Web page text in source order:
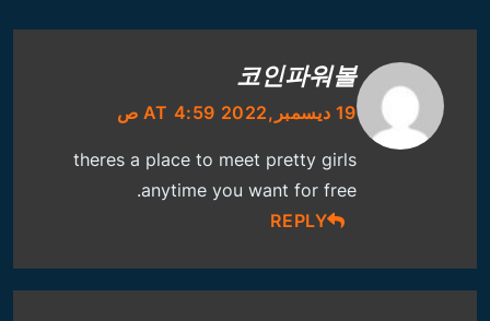
코인파워볼
19 ديسمبر,2022 AT 4:59 ص
theres a place to meet pretty girls
anytime you want for free.
REPLY